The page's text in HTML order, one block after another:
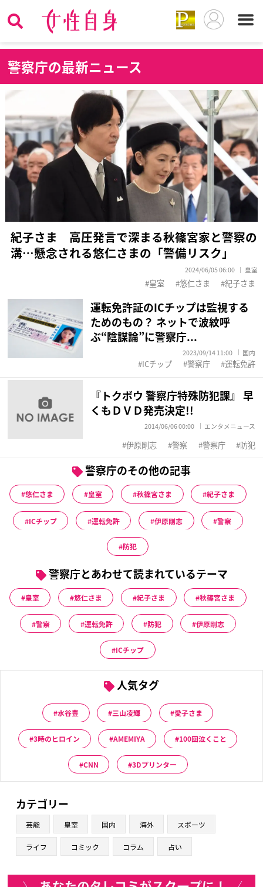
警察庁の最新ニュース
紀子さま 高圧発言で深まる秋篠宮家と警察の
溝…懸念される悠仁さまの「警備リスク」
2024/06/05 06:00 皇室
皇室 悠仁さま 紀子さま
運転免許証のICチップは監視する
ためのもの？ ネットで波紋呼
ぶ“陰謀論”に警察庁...
2023/09/14 11:00 国内
ICチップ 警察庁 運転免許
『トクボウ 警察庁特殊防犯課』 早
くもＤＶＤ発売決定!!
2014/06/06 00:00 エンタメニュース
伊原剛志 警察 警察庁 防犯
警察庁のその他の記事
悠仁さま 皇室 秋篠宮さま 紀子さま
ICチップ 運転免許 伊原剛志 警察
防犯
警察庁とあわせて読まれているテーマ
皇室 悠仁さま 紀子さま 秋篠宮さま
警察 運転免許 防犯 伊原剛志
ICチップ
人気タグ
水谷豊 三山凌輝 愛子さま
3時のヒロイン AMEMIYA 100回泣くこと
CNN 3Dプリンター
カテゴリー
芸能 皇室 国内 海外 スポーツ
ライフ コミック コラム 占い